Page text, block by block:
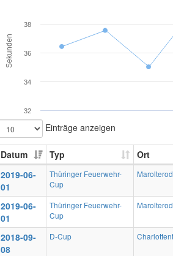
Sekunden
32
34
36
38
Einträge anzeigen
Datum Typ
Ort
2019-06-
01
Thüringer Feuerwehr-
Cup
2019-06-
01
Thüringer Feuerwehr-
Cup
2018-09-
08
D-Cup